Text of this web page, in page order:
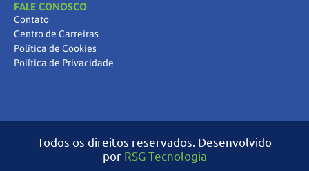
FALE CONOSCO
Contato
Centro de Carreiras
Política de Cookies
Política de Privacidade
Todos os direitos reservados. Desenvolvido
por RSG Tecnologia